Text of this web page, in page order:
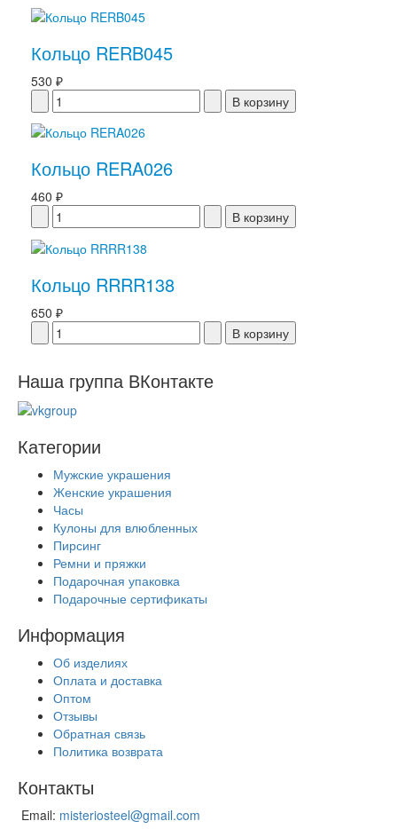
Кольцо RERB045
530 ₽
Кольцо RERA026
460 ₽
Кольцо RRRR138
650 ₽
Наша группа ВКонтакте
Категории
Мужские украшения
Женские украшения
Часы
Кулоны для влюбленных
Пирсинг
Ремни и пряжки
Подарочная упаковка
Подарочные сертификаты
Информация
Об изделиях
Оплата и доставка
Оптом
Отзывы
Обратная связь
Политика возврата
Контакты
Email: misteriosteel@gmail.com